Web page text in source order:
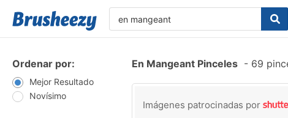
Ordenar por:
Mejor Resultado
Novísimo
En Mangeant Pinceles - 69
Imágenes patrocinadas por